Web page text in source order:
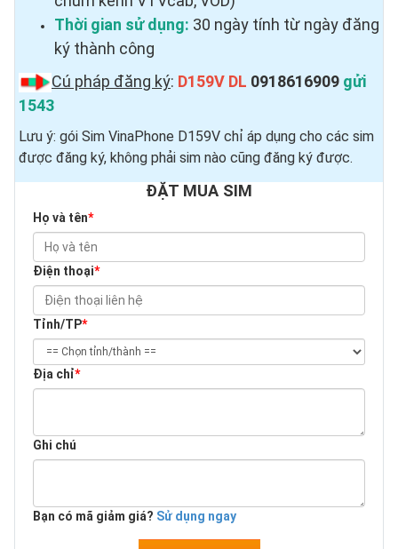
Thời gian sử dụng: 30 ngày tính từ ngày đăng
ký thành công
Cú pháp đăng ký: D159V DL 0918616909 gửi
1543
Lưu ý: gói Sim VinaPhone D159V chỉ áp dụng cho các sim
được đăng ký, không phải sim nào cũng đăng ký được.
ĐẶT MUA SIM
Họ và tên*
Điện thoại*
Tỉnh/TP*
Địa chỉ*
Ghi chú
Bạn có mã giảm giá? Sử dụng ngay